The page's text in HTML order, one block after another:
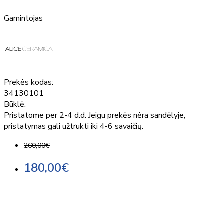
Gamintojas
Prekės kodas:
34130101
Būklė:
Pristatome per 2-4 d.d. Jeigu prekės nėra sandėlyje,
pristatymas gali užtrukti iki 4-6 savaičių.
260,00€
180,00€